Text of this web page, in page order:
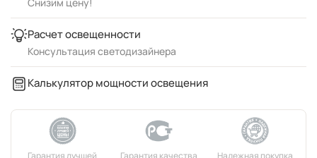
Расчет освещенности
Консультация светодизайнера
Калькулятор мощности освещения